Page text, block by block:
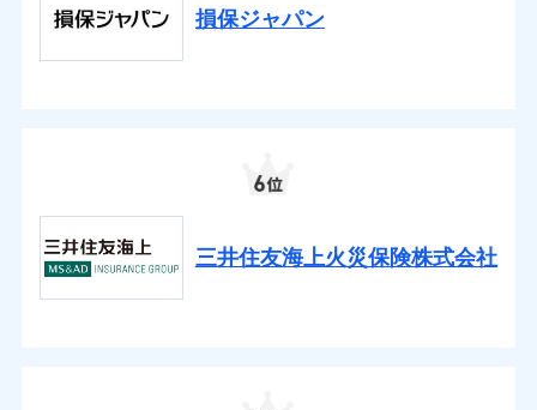
損保ジャパン
三井住友海上火災保険株式会社